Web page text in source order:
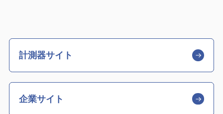
計測器サイト
企業サイト